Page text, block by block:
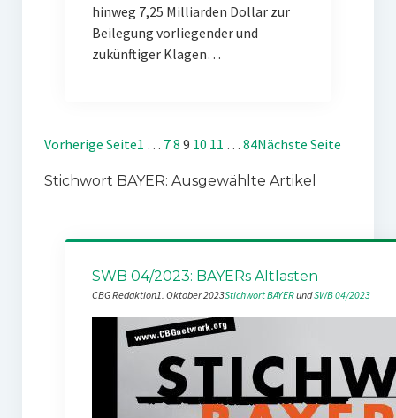
hinweg 7,25 Milliarden Dollar zur
Beilegung vorliegender und
zukünftiger Klagen…
Vorherige Seite1 … 78 9 10 11 … 84Nächste Seite
Stichwort BAYER: Ausgewählte Artikel
SWB 04/2023: BAYERs Altlasten
CBG Redaktion1. Oktober 2023Stichwort BAYER und SWB 04/2023